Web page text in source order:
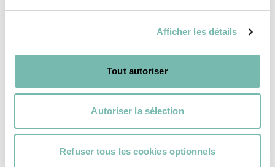
Afficher les détails
Tout autoriser
Autoriser la sélection
Refuser tous les cookies optionnels
35,00 € 50,00 €
RESSOURCERIE LE CARRÉ
Voir plus